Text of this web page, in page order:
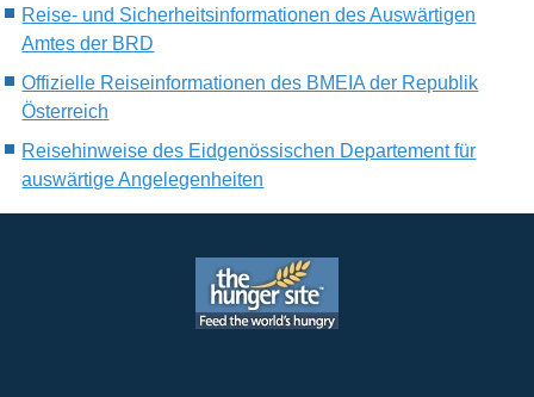
Reise- und Sicherheitsinformationen des Auswärtigen
Amtes der BRD
Offizielle Reiseinformationen des BMEIA der Republik
Österreich
Reisehinweise des Eidgenössischen Departement für
auswärtige Angelegenheiten